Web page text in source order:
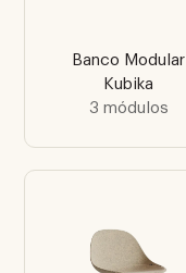
Banco Modular
Kubika
3 módulos